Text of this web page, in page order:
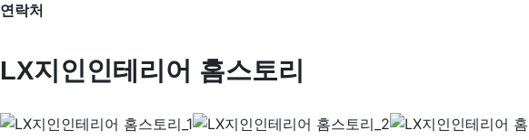
연락처
LX지인인테리어 홈스토리